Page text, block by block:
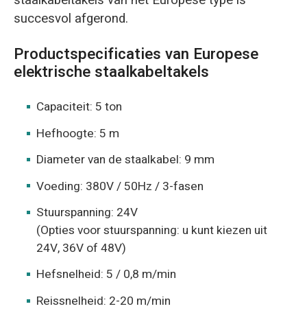
succesvol afgerond.
Productspecificaties van Europese
elektrische staalkabeltakels
Capaciteit: 5 ton
Hefhoogte: 5 m
Diameter van de staalkabel: 9 mm
Voeding: 380V / 50Hz / 3-fasen
Stuurspanning: 24V
(Opties voor stuurspanning: u kunt kiezen uit
24V, 36V of 48V)
Hefsnelheid: 5 / 0,8 m/min
Reissnelheid: 2-20 m/min